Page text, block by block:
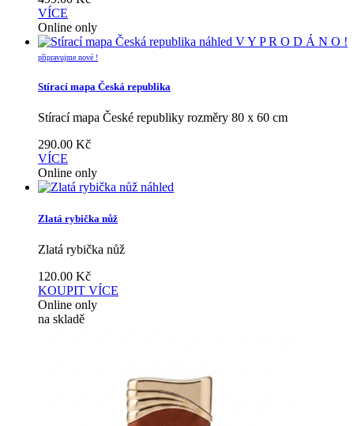
VÍCE
Online only
náhled V Y P R O D Á N O !
připravujme nové !
Stírací mapa Česká republika
Stírací mapa České republiky rozměry 80 x 60 cm
290.00 Kč
VÍCE
Online only
náhled
Zlatá rybička nůž
Zlatá rybička nůž
120.00 Kč
KOUPIT VÍCE
Online only
na skladě